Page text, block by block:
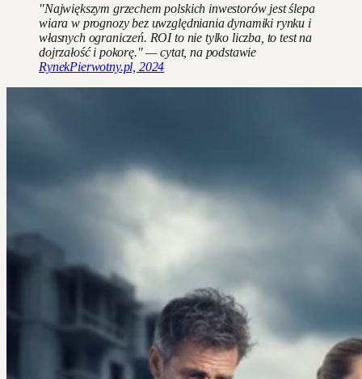
"Największym grzechem polskich inwestorów jest ślepa
wiara w prognozy bez uwzględniania dynamiki rynku i
własnych ograniczeń. ROI to nie tylko liczba, to test na
dojrzałość i pokorę." — cytat, na podstawie
RynekPierwotny.pl, 2024